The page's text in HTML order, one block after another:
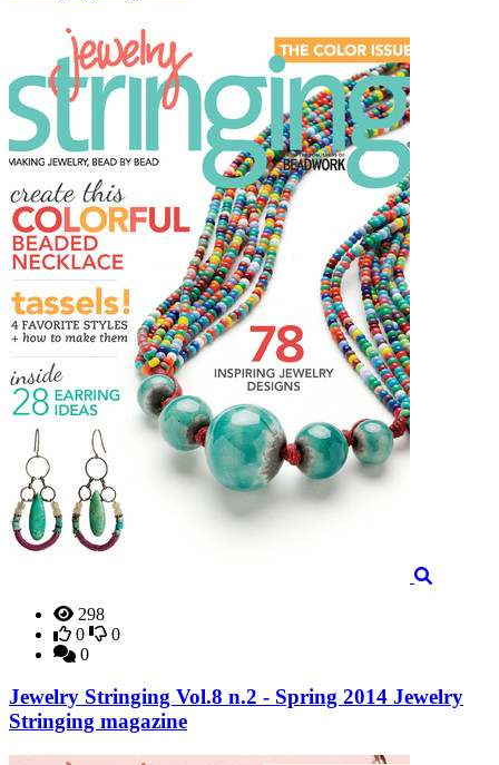
298
0
0
0
Jewelry Stringing Vol.8 n.2 - Spring 2014 Jewelry
Stringing magazine